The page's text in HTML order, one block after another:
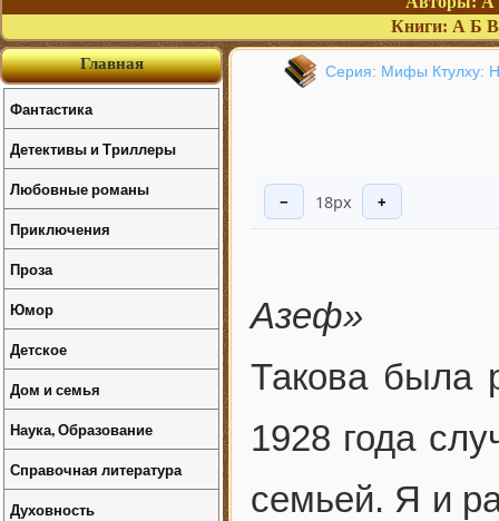
Книги: А Б В
Серия: Мифы Ктулху:
− 18px +
Азеф»
Такова была
1928 года
семьей. Я и
Главная
Фантастика
Детективы и Триллеры
Любовные романы
Приключения
Проза
Юмор
Детское
Дом и семья
Наука, Образование
Справочная литература
Духовность